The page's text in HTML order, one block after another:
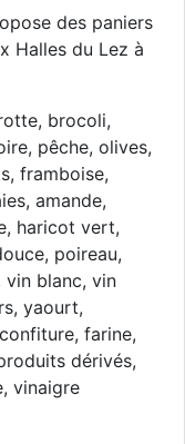
des paniers
Halles du Lez à
brocoli,
pêche, olives,
framboise,
amande,
haricot vert,
poireau,
vin blanc, vin
yaourt,
farine,
dérivés,
vinaigre